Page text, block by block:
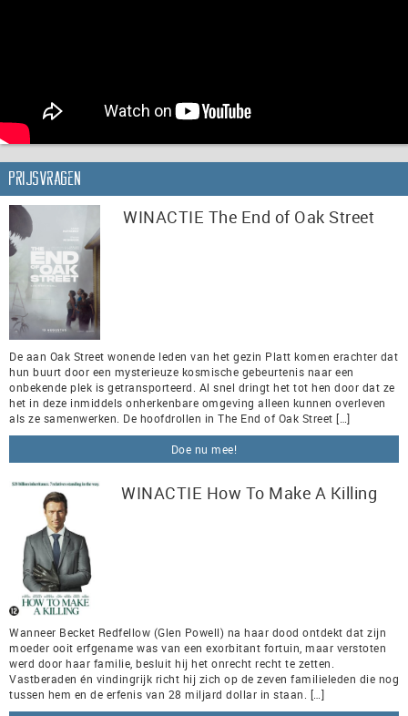
Prijsvragen
WINACTIE The End of Oak Street
De aan Oak Street wonende leden van het gezin Platt komen erachter dat
hun buurt door een mysterieuze kosmische gebeurtenis naar een
onbekende plek is getransporteerd. Al snel dringt het tot hen door dat ze
het in deze inmiddels onherkenbare omgeving alleen kunnen overleven
als ze samenwerken. De hoofdrollen in The End of Oak Street […]
Doe nu mee!
WINACTIE How To Make A Killing
Wanneer Becket Redfellow (Glen Powell) na haar dood ontdekt dat zijn
moeder ooit erfgename was van een exorbitant fortuin, maar verstoten
werd door haar familie, besluit hij het onrecht recht te zetten.
Vastberaden én vindingrijk richt hij zich op de zeven familieleden die nog
tussen hem en de erfenis van 28 miljard dollar in staan. […]